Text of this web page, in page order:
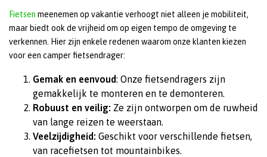
Fietsen meenemen op vakantie verhoogt niet alleen je mobiliteit,
maar biedt ook de vrijheid om op eigen tempo de omgeving te
verkennen. Hier zijn enkele redenen waarom onze klanten kiezen
voor een camper fietsendrager:
Gemak en eenvoud: Onze fietsendragers zijn
gemakkelijk te monteren en te demonteren.
Robuust en veilig: Ze zijn ontworpen om de ruwheid
van lange reizen te weerstaan.
Veelzijdigheid: Geschikt voor verschillende fietsen,
van racefietsen tot mountainbikes.